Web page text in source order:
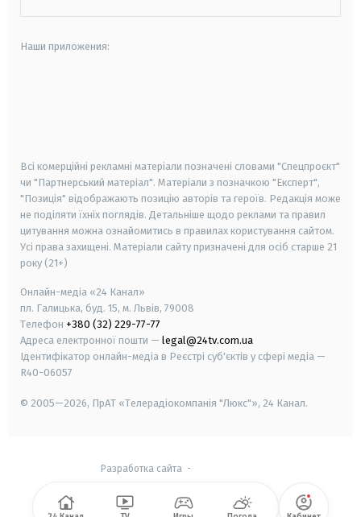
Наши приложения:
Всі комерційні рекламні матеріали позначені словами "Спецпроєкт"
чи "Партнерський матеріал". Матеріали з позначкою "Експерт",
"Позиція" відображають позицію авторів та героїв. Редакція може
не поділяти їхніх поглядів. Детальніше щодо реклами та правил
цитування можна ознайомитись в правилах користування сайтом.
Усі права захищені. Матеріали сайту призначені для осіб старше 21
року (21+)
Онлайн-медіа «24 Канал»
пл. Галицька, буд. 15, м. Львів, 79008
Телефон +380 (32) 229-77-77
Адреса електронної пошти — legal@24tv.com.ua
Ідентифікатор онлайн-медіа в Реєстрі суб'єктів у сфері медіа —
R40-06057
© 2005—2026, ПрАТ «Телерадіокомпанія "Люкс"», 24 Канал.
Разработка сайта -